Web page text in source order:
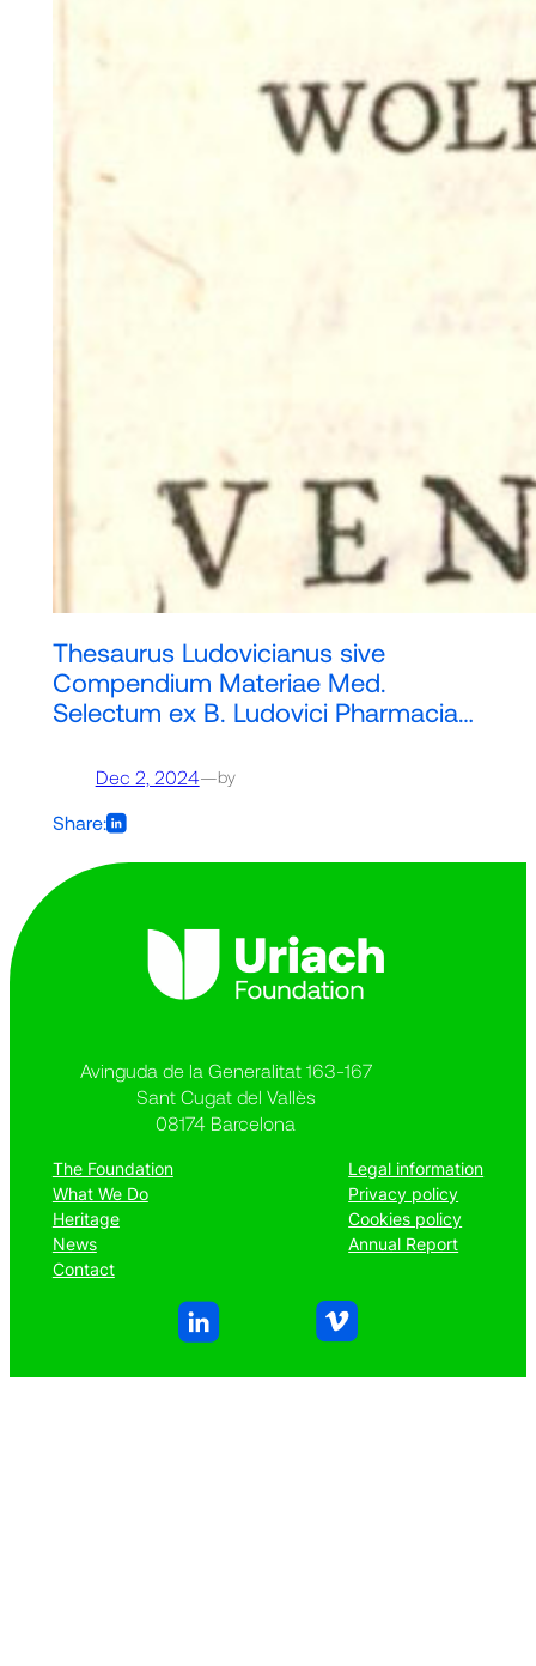
Thesaurus Ludovicianus sive
Compendium Materiae Med.
Selectum ex B. Ludovici Pharmacia…
Dec 2, 2024—by
Share:
Avinguda de la Generalitat 163-167
Sant Cugat del Vallès
08174 Barcelona
The Foundation
What We Do
Heritage
News
Contact
Legal information
Privacy policy
Cookies policy
Annual Report